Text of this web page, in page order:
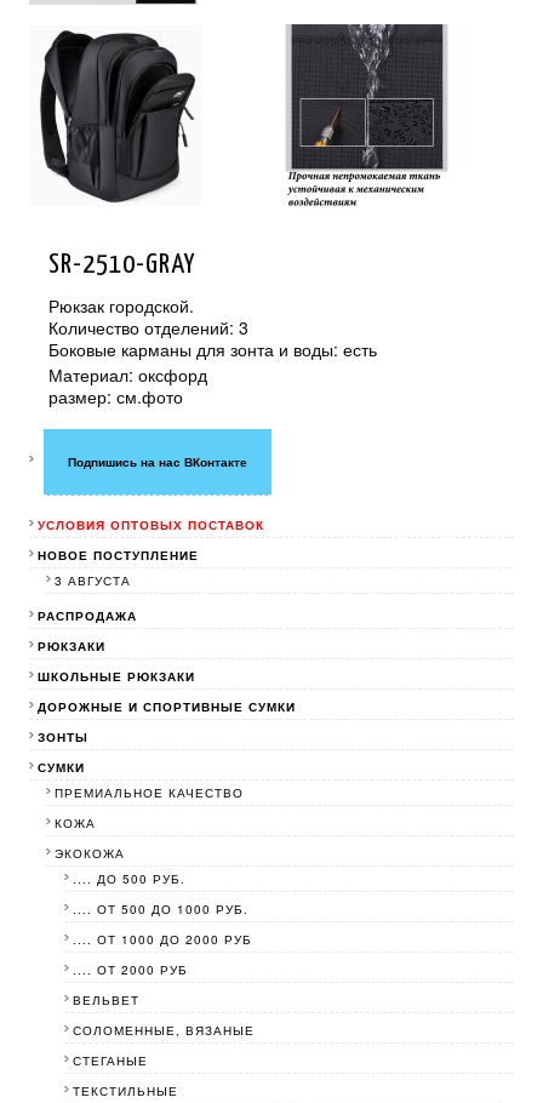
SR-2510-GRAY
Рюкзак городской.
Количество отделений: 3
Боковые карманы для зонта и воды: есть
Материал: оксфорд
размер: см.фото
Подпишись на нас ВКонтакте
УСЛОВИЯ ОПТОВЫХ ПОСТАВОК
НОВОЕ ПОСТУПЛЕНИЕ
3 АВГУСТА
РАСПРОДАЖА
РЮКЗАКИ
ШКОЛЬНЫЕ РЮКЗАКИ
ДОРОЖНЫЕ И СПОРТИВНЫЕ СУМКИ
ЗОНТЫ
СУМКИ
ПРЕМИАЛЬНОЕ КАЧЕСТВО
КОЖА
ЭКОКОЖА
.... ДО 500 РУБ.
.... ОТ 500 ДО 1000 РУБ.
.... ОТ 1000 ДО 2000 РУБ
.... ОТ 2000 РУБ
ВЕЛЬВЕТ
СОЛОМЕННЫЕ, ВЯЗАНЫЕ
СТЕГАНЫЕ
ТЕКСТИЛЬНЫЕ